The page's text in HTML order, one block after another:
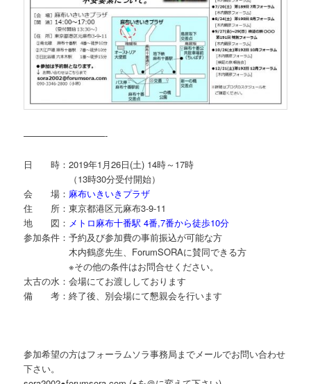
—————————-
日 時：2019年1月26日(土) 14時～17時
（13時30分受付開始）
会 場： 麻布いきいきプラザ
住 所：東京都港区元麻布3-9-11
地 図： メトロ麻布十番駅 4番,7番から徒歩10分
参加条件：予約及び参加費の事前振込が可能な方
木内鶴彦先生、ForumSORAに賛同できる方
※その他の条件はお問合せください。
太古の水：会場にてお渡ししております
備 考：終了後、別会場にて懇親会を行います
参加希望の方はフォーラムソラ事務局までメールでお問い合わせ
下さい。